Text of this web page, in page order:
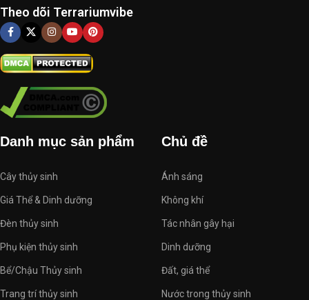
Theo dõi Terrariumvibe
Danh mục sản phẩm
Cây thủy sinh
Giá Thể & Dinh dưỡng
Đèn thủy sinh
Phụ kiện thủy sinh
Bể/Chậu Thủy sinh
Trang trí thủy sinh
Chủ đề
Ánh sáng
Không khí
Tác nhân gây hại
Dinh dưỡng
Đất, giá thể
Nước trong thủy sinh